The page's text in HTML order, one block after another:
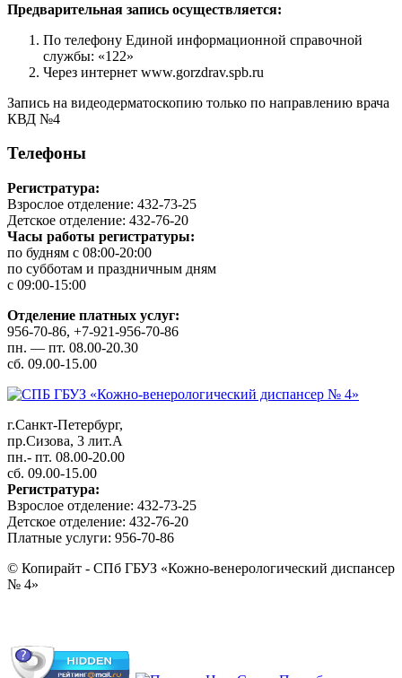
Предварительная запись осуществляется:
По телефону Единой информационной справочной
службы: «122»
Через интернет www.gorzdrav.spb.ru
Запись на видеодерматоскопию только по направлению врача
КВД №4
Телефоны
Регистратура:
Взрослое отделение: 432-73-25
Детское отделение: 432-76-20
Часы работы регистратуры:
по будням с 08:00-20:00
по субботам и праздничным дням
с 09:00-15:00
Отделение платных услуг:
956-70-86, +7-921-956-70-86
пн. — пт. 08.00-20.30
сб. 09.00-15.00
г.Санкт-Петербург,
пр.Сизова, 3 лит.А
пн.- пт. 08.00-20.00
сб. 09.00-15.00
Регистратура:
Взрослое отделение: 432-73-25
Детское отделение: 432-76-20
Платные услуги: 956-70-86
© Копирайт - СПб ГБУЗ «Кожно-венерологический диспансер
№ 4»